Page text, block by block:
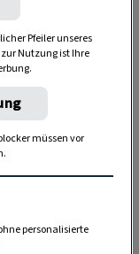
Die Jahre
Zeitmessung
Nachteil:
Pfeiler unseres
Nutzung ist Ihre
müssen vor
personalisierte